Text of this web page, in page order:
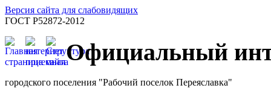
Версия сайта для слабовидящих
ГОСТ Р52872-2012
Официальный
городского поселения "Рабочий поселок Переяславка"